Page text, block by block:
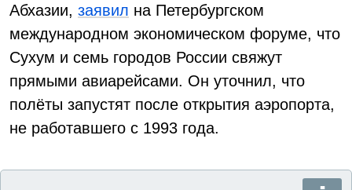
Абхазии, заявил на Петербургском
международном экономическом форуме, что
Сухум и семь городов России свяжут
прямыми авиарейсами. Он уточнил, что
полёты запустят после открытия аэропорта,
не работавшего с 1993 года.